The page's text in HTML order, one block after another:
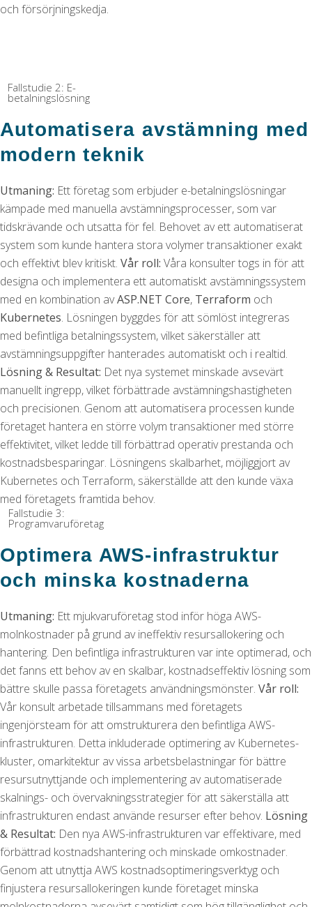
och försörjningskedja.
Fallstudie 2: E-
betalningslösning
Automatisera avstämning med
modern teknik
Utmaning: Ett företag som erbjuder e-betalningslösningar
kämpade med manuella avstämningsprocesser, som var
tidskrävande och utsatta för fel. Behovet av ett automatiserat
system som kunde hantera stora volymer transaktioner exakt
och effektivt blev kritiskt. Vår roll: Våra konsulter togs in för att
designa och implementera ett automatiskt avstämningssystem
med en kombination avASP.NET Core, Terraform och
Kubernetes. Lösningen byggdes för att sömlöst integreras
med befintliga betalningssystem, vilket säkerställer att
avstämningsuppgifter hanterades automatiskt och i realtid.
Lösning & Resultat: Det nya systemet minskade avsevärt
manuellt ingrepp, vilket förbättrade avstämningshastigheten
och precisionen. Genom att automatisera processen kunde
företaget hantera en större volym transaktioner med större
effektivitet, vilket ledde till förbättrad operativ prestanda och
kostnadsbesparingar. Lösningens skalbarhet, möjliggjort av
Kubernetes och Terraform, säkerställde att den kunde växa
med företagets framtida behov.
Fallstudie 3:
Programvaruföretag
Optimera AWS-infrastruktur
och minska kostnaderna
Utmaning: Ett mjukvaruföretag stod inför höga AWS-
molnkostnader på grund av ineffektiv resursallokering och
hantering. Den befintliga infrastrukturen var inte optimerad, och
det fanns ett behov av en skalbar, kostnadseffektiv lösning som
bättre skulle passa företagets användningsmönster. Vår roll:
Vår konsult arbetade tillsammans med företagets
ingenjörsteam för att omstrukturera den befintliga AWS-
infrastrukturen. Detta inkluderade optimering av Kubernetes-
kluster, omarkitektur av vissa arbetsbelastningar för bättre
resursutnyttjande och implementering av automatiserade
skalnings- och övervakningsstrategier för att säkerställa att
infrastrukturen endast använde resurser efter behov. Lösning
& Resultat: Den nya AWS-infrastrukturen var effektivare, med
förbättrad kostnadshantering och minskade omkostnader.
Genom att utnyttja AWS kostnadsoptimeringsverktyg och
finjustera resursallokeringen kunde företaget minska